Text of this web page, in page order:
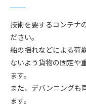
技術を要するコンテナ
ださい。
船の揺れなどによる荷
ないよう貨物の固定や
ます。
また、デバンニングも
ます。